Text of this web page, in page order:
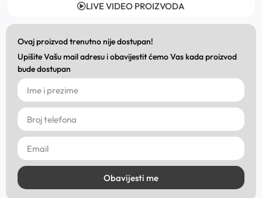
LIVE VIDEO PROIZVODA
Ovaj proizvod trenutno nije dostupan!
Upišite Vašu mail adresu i obavijestit ćemo Vas kada proizvod
bude dostupan
Obavijesti me